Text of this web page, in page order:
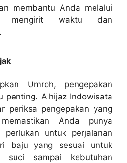
membantu Anda melalui
mengirit waktu dan
Umroh, pengepakan
penting. Alhijaz Indowisata
periksa pengepakan yang
Anda punya
perlukan untuk perjalanan
baju yang sesuai untuk
suci sampai kebutuhan